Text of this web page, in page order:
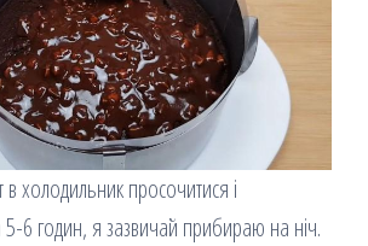
холодильник просочитися і
5-6 годин, я зазвичай прибираю на ніч.